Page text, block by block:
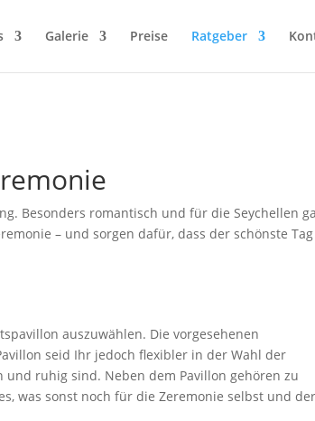
Galerie Preise Ratgeber
Besonders romantisch und für die Seychellen
– und sorgen dafür, dass der schönste
auszuwählen. Die vorgesehenen
seid Ihr jedoch flexibler in der Wahl der
ruhig sind. Neben dem Pavillon gehören zu
was sonst noch für die Zeremonie selbst und